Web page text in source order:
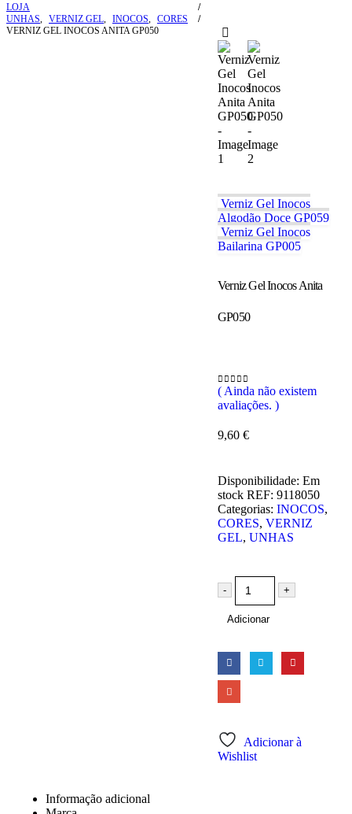
LOJA
UNHAS, VERNIZ GEL, INOCOS, CORES
VERNIZ GEL INOCOS ANITA GP050
Verniz Gel Inocos
Algodão Doce GP059
Verniz Gel Inocos
Bailarina GP005
Verniz Gel Inocos Anita
GP050
0 out of 5
( Ainda não existem
avaliações. )
9,60 €
Disponibilidade: Em
stock REF: 9118050
Categorias: INOCOS,
CORES, VERNIZ
GEL, UNHAS
- +
Adicionar
Adicionar à
Wishlist
Informação adicional